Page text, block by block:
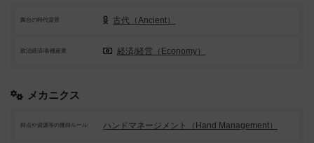
舞台の時代背景 古代（Ancient）
政治経済/各種産業 経済/経営（Economy）
メカニクス
得点や資源等の獲得ルール ハンドマネージメント（Hand Management）